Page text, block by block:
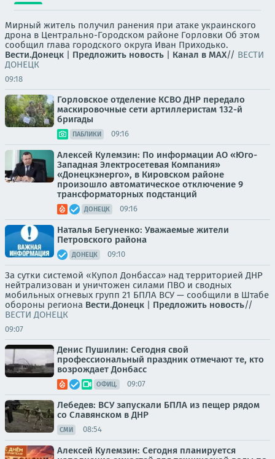
Мирный житель получил ранения при атаке украинского
дрона в Центрально-Городском районе Горловки Об этом
сообщил глава городского округа Иван Приходько.
Вести.Донецк | Предложить новость | Канал в MAX// ВЕСТИ
ДОНЕЦК
09:18
Горловское отделение КСВО ДНР передало
маскировочные сети артиллеристам 132-й
бригады
ПАБЛИКИ 09:16
Алексей Кулемзин: По информации АО «Юго-
Западная Электросетевая Компания»
«Донецкэнерго», в Кировском районе
произошло автоматическое отключение 9
трансформаторных подстанций
ДОНЕЦК 09:16
Наталья Бегуненко: Уважаемые жители
Петровского района
ДОНЕЦК 09:10
За сутки системой «Купол Донбасса» над территорией ДНР
нейтрализован и уничтожен силами ПВО и сводных
мобильных огневых групп 21 БПЛА ВСУ — сообщили в Штабе
обороны региона Вести.Донецк | Предложить новость//
ВЕСТИ ДОНЕЦК
09:07
Денис Пушилин: Сегодня свой
профессиональный праздник отмечают те, кто
возрождает Донбасс
ОФИЦ. 09:07
Лебедев: ВСУ запускали БПЛА из пещер рядом
со Славянском в ДНР
СМИ 08:54
Алексей Кулемзин: Сегодня планируется